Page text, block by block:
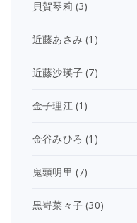
貝賀琴莉 (3)
近藤あさみ (1)
近藤沙瑛子 (7)
金子理江(1)
金谷みひろ (1)
鬼頭明里 (7)
黒嵜菜々子 (30)